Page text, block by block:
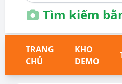
Tìm kiếm
TRANG
CHỦ
KHO
DEMO